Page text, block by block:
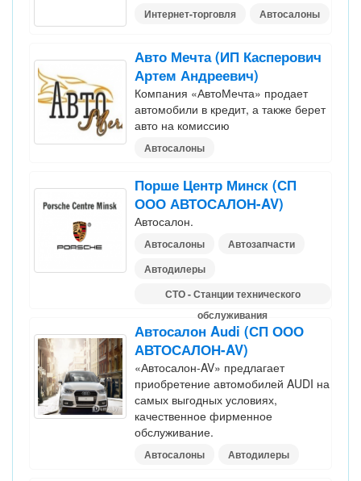
Интернет-торговля Автосалоны
Авто Мечта (ИП Касперович
Артем Андреевич)
Компания «АвтоМечта» продает
автомобили в кредит, а также берет
авто на комиссию
Автосалоны
Порше Центр Минск (СП
ООО АВТОСАЛОН-AV)
Автосалон.
Автосалоны
Автозапчасти
Автодилеры
СТО - Станции технического
обслуживания
Автосалон Audi (СП ООО
АВТОСАЛОН-AV)
«Автосалон-AV» предлагает
приобретение автомобилей AUDI на
самых выгодных условиях,
качественное фирменное
обслуживание.
Автосалоны Автодилеры